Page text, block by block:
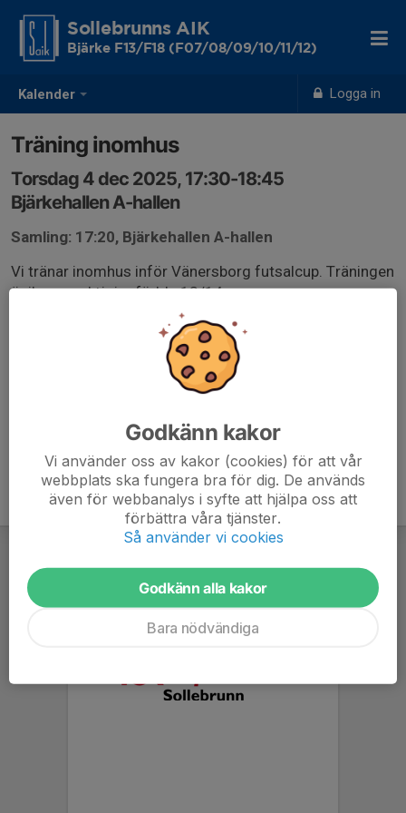
Kalender Logga in
Sollebrunns AIK
Bjärke F13/F18 (F07/08/09/10/11/12)
Träning inomhus
Torsdag 4 dec 2025, 17:30-18:45
Bjärkehallen A-hallen
Samling: 17:20, Bjärkehallen A-hallen
Vi tränar inomhus inför Vänersborg futsalcup. Träningen
är ihop med tjejer födda 13/14.
Godkänn kakor
Vi använder oss av kakor (cookies) för att vår
webbplats ska fungera bra för dig. De används
även för webbanalys i syfte att hjälpa oss att
förbättra våra tjänster.
Så använder vi cookies
Godkänn alla kakor
Bara nödvändiga